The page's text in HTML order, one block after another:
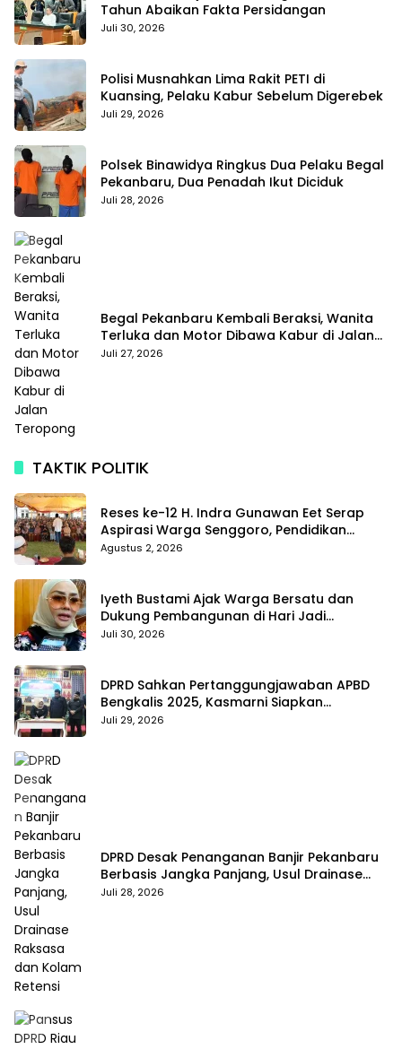
Tahun Abaikan Fakta Persidangan
Juli 30, 2026
Polisi Musnahkan Lima Rakit PETI di
Kuansing, Pelaku Kabur Sebelum Digerebek
Juli 29, 2026
Polsek Binawidya Ringkus Dua Pelaku Begal
Pekanbaru, Dua Penadah Ikut Diciduk
Juli 28, 2026
Begal Pekanbaru Kembali Beraksi, Wanita
Terluka dan Motor Dibawa Kabur di Jalan
Teropong
Juli 27, 2026
TAKTIK POLITIK
Reses ke-12 H. Indra Gunawan Eet Serap
Aspirasi Warga Senggoro, Pendidikan
hingga BPJS Jadi Sorotan
Agustus 2, 2026
Iyeth Bustami Ajak Warga Bersatu dan
Dukung Pembangunan di Hari Jadi
Bengkalis ke-514
Juli 30, 2026
DPRD Sahkan Pertanggungjawaban APBD
Bengkalis 2025, Kasmarni Siapkan
Pemanfaatan SiLPA
Juli 29, 2026
DPRD Desak Penanganan Banjir Pekanbaru
Berbasis Jangka Panjang, Usul Drainase
Raksasa dan Kolam Retensi
Juli 28, 2026